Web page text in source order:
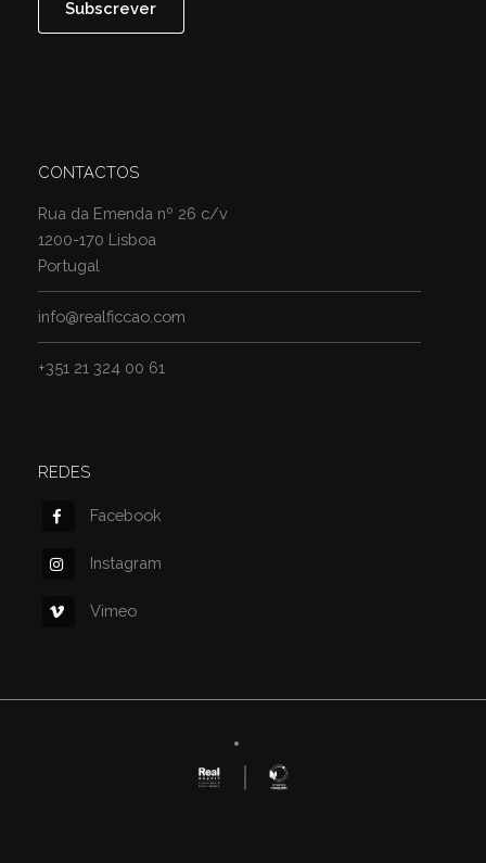
CONTACTOS
Rua da Emenda nº 26 c/v
1200-170 Lisboa
Portugal
info@realficcao.com
+351 21 324 00 61
REDES
Facebook
Instagram
Vimeo